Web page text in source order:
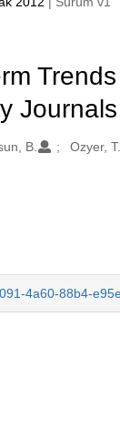
Journals
B. Ozyer, T.
4a60-88b4-